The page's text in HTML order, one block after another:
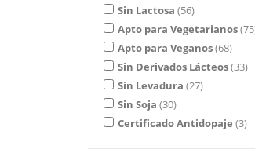
Sin Lactosa 56
Apto para Vegetarianos 75
Apto para Veganos 68
Sin Derivados Lácteos 33
Sin Levadura 27
Sin Soja 30
Certificado Antidopaje 3